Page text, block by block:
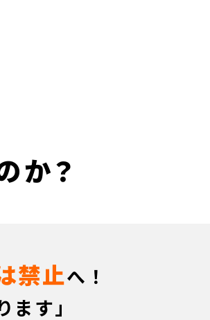
か？
禁止へ！
す」